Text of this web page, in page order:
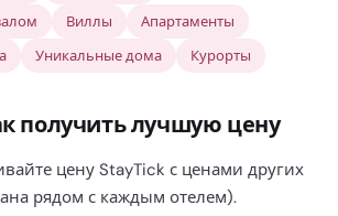
Виллы
Апартаменты
Уникальные дома Курорты
получить лучшую цену
цену StayTick с ценами других
рядом с каждым отелем).